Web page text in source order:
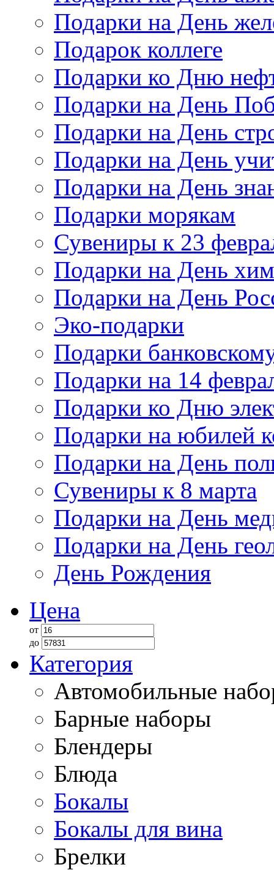
Подарки на День
Подарок коллеге
Подарки ко Дню
Подарки на День
Подарки на День
Подарки на День
Подарки на День
Подарки морякам
Сувениры к 23
Подарки на День
Подарки на День
Эко-подарки
Подарки
Подарки на 14
Подарки ко Дню
Подарки на юбилей
Подарки на День
Сувениры к 8 марта
Подарки на День
Подарки на День
День Рождения
Цена
от
до
Категория
Автомобильные
Барные наборы
Блендеры
Блюда
Бокалы
Бокалы для вина
Брелки